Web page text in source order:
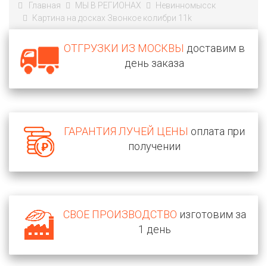
Главная МЫ В РЕГИОНАХ
Невинномысск
Картина на досках Звонкое колибри 11k
ОТГРУЗКИ ИЗ МОСКВЫ доставим в
день заказа
ГАРАНТИЯ ЛУЧЕЙ ЦЕНЫ оплата при
получении
СВОЕ ПРОИЗВОДСТВО изготовим за
1 день